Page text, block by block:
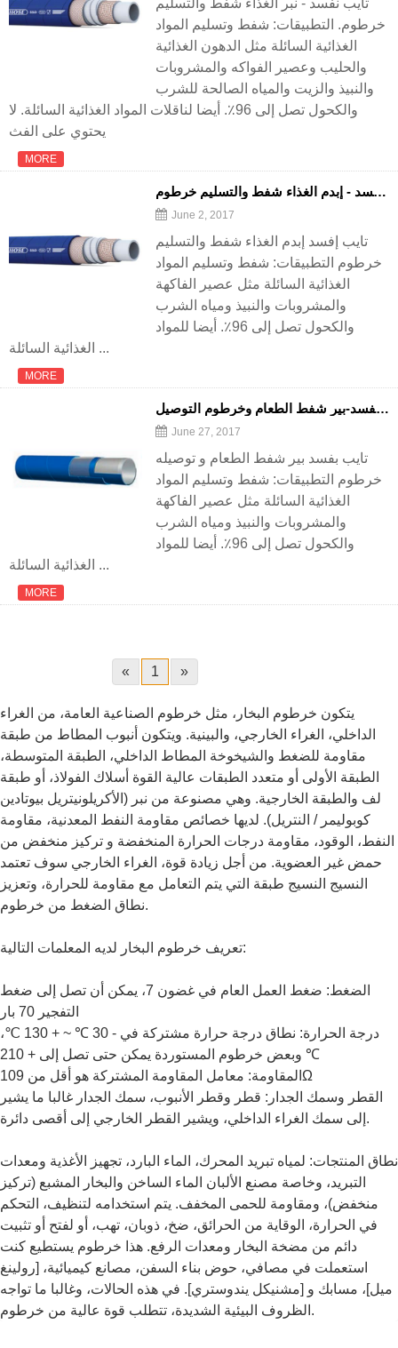
تايب نفسد - نبر الغذاء شفط والتسليم
خرطوم. التطبيقات: شفط وتسليم المواد
الغذائية السائلة مثل الدهون الغذائية
والحليب وعصير الفواكه والمشروبات
والنبيذ والزيت والمياه الصالحة للشرب
والكحول تصل إلى 96٪. أيضا لناقلات المواد الغذائية السائلة. لا
يحتوي على الفث
MORE
تايب إفسد - إبدم الغذاء شفط والتسليم خرطوم
June 2, 2017
تايب إفسد إبدم الغذاء شفط والتسليم
خرطوم التطبيقات: شفط وتسليم المواد
الغذائية السائلة مثل عصير الفاكهة
والمشروبات والنبيذ ومياه الشرب
والكحول تصل إلى 96٪. أيضا للمواد
الغذائية السائلة ...
MORE
تايب بفسد-بير شفط الطعام وخرطوم التوصيل
June 27, 2017
تايب بفسد بير شفط الطعام و توصيله
خرطوم التطبيقات: شفط وتسليم المواد
الغذائية السائلة مثل عصير الفاكهة
والمشروبات والنبيذ ومياه الشرب
والكحول تصل إلى 96٪. أيضا للمواد
الغذائية السائلة ...
MORE
« 1 »
يتكون خرطوم البخار، مثل خرطوم الصناعية العامة، من الغراء
الداخلي، الغراء الخارجي، والبينية. ويتكون أنبوب المطاط من طبقة
مقاومة للضغط والشيخوخة المطاط الداخلي، الطبقة المتوسطة،
الطبقة الأولى أو متعدد الطبقات عالية القوة أسلاك الفولاذ، أو طبقة
لف والطبقة الخارجية. وهي مصنوعة من نبر (الأكريلونيتريل بيوتادين
كوبوليمر / النتريل). لديها خصائص مقاومة النفط المعدنية، مقاومة
النفط، الوقود، مقاومة درجات الحرارة المنخفضة و تركيز منخفض من
حمض غير العضوية. من أجل زيادة قوة، الغراء الخارجي سوف تعتمد
النسيج النسيج طبقة التي يتم التعامل مع مقاومة للحرارة، وتعزيز
نطاق الضغط من خرطوم.
تعريف خرطوم البخار لديه المعلمات التالية:
الضغط: ضغط العمل العام في غضون 7، يمكن أن تصل إلى ضغط
التفجير 70 بار
درجة الحرارة: نطاق درجة حرارة مشتركة في - 30 ℃ ~ + 130 ℃،
وبعض خرطوم المستوردة يمكن حتى تصل إلى + 210 ℃
المقاومة: معامل المقاومة المشتركة هو أقل من 109Ω
القطر وسمك الجدار: قطر وقطر الأنبوب، سمك الجدار غالبا ما يشير
إلى سمك الغراء الداخلي، ويشير القطر الخارجي إلى أقصى دائرة.
نطاق المنتجات: لمياه تبريد المحرك، الماء البارد، تجهيز الأغذية ومعدات
التبريد، وخاصة مصنع الألبان الماء الساخن والبخار المشبع (تركيز
منخفض)، ومقاومة للحمى المخفف. يتم استخدامه لتنظيف، التحكم
في الحرارة، الوقاية من الحرائق، ضخ، ذوبان، تهب، أو لفتح أو تثبيت
دائم من مضخة البخار ومعدات الرفع. هذا خرطوم يستطيع كنت
استعملت في مصافي، حوض بناء السفن، مصانع كيميائية، [رولينغ
ميل]، مسابك و [مشنيكل يندوستري]. في هذه الحالات، وغالبا ما تواجه
الظروف البيئية الشديدة، تتطلب قوة عالية من خرطوم.